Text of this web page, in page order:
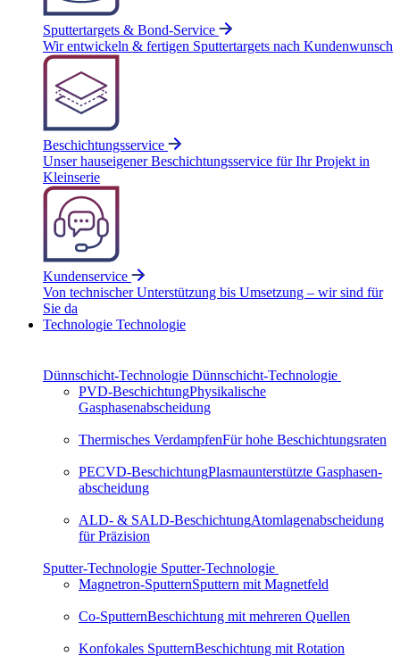
Sputtertargets & Bond-Service
Wir entwickeln & fertigen Sputtertargets nach Kundenwunsch
Beschichtungsservice
Unser hauseigener Beschichtungsservice für Ihr Projekt in
Kleinserie
Kundenservice
Von technischer Unterstützung bis Umsetzung – wir sind für
Sie da
Technologie Technologie
Dünnschicht-Technologie Dünnschicht-Technologie
PVD-BeschichtungPhysikalische
Gasphasenabscheidung
Thermisches VerdampfenFür hohe Beschichtungsraten
PECVD-BeschichtungPlas­ma­un­ter­stütz­te Gaspha­sen­
ab­schei­dung
ALD- & SALD-BeschichtungAtom­la­gen­ab­schei­dung
für Präzision
Sputter-Technologie Sputter-Technologie
Magnetron-SputternSputtern mit Magnetfeld
Co-SputternBeschichtung mit mehreren Quellen
Konfokales SputternBeschichtung mit Rotation